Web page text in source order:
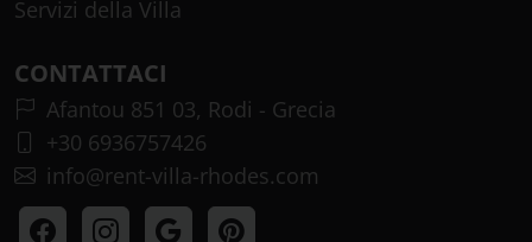
Servizi della Villa
CONTATTACI
Afantou 851 03, Rodi - Grecia
+30 6936757426
info@rent-villa-rhodes.com